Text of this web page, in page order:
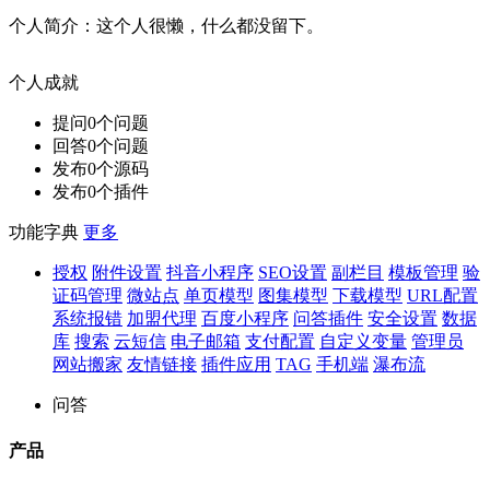
个人简介： 这个人很懒，什么都没留下。
个人成就
提问0个问题
回答0个问题
发布0个源码
发布0个插件
功能字典 更多
授权 附件设置 抖音小程序 SEO设置 副栏目 模板管理 验
证码管理 微站点 单页模型 图集模型 下载模型 URL配置
系统报错 加盟代理 百度小程序 问答插件 安全设置 数据
库 搜索 云短信 电子邮箱 支付配置 自定义变量 管理员
网站搬家 友情链接 插件应用 TAG 手机端 瀑布流
问答
产品